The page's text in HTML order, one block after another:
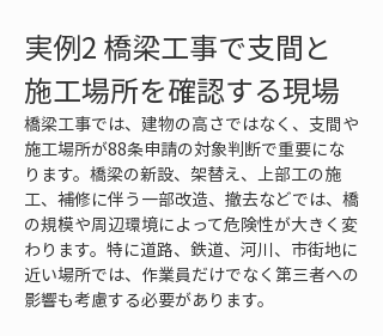
実例2 橋梁工事で支間と
施工場所を確認する現場
橋梁工事では、建物の高さではなく、支間や
施工場所が88条申請の対象判断で重要にな
ります。橋梁の新設、架替え、上部工の施
工、補修に伴う一部改造、撤去などでは、橋
の規模や周辺環境によって危険性が大きく変
わります。特に道路、鉄道、河川、市街地に
近い場所では、作業員だけでなく第三者への
影響も考慮する必要があります。